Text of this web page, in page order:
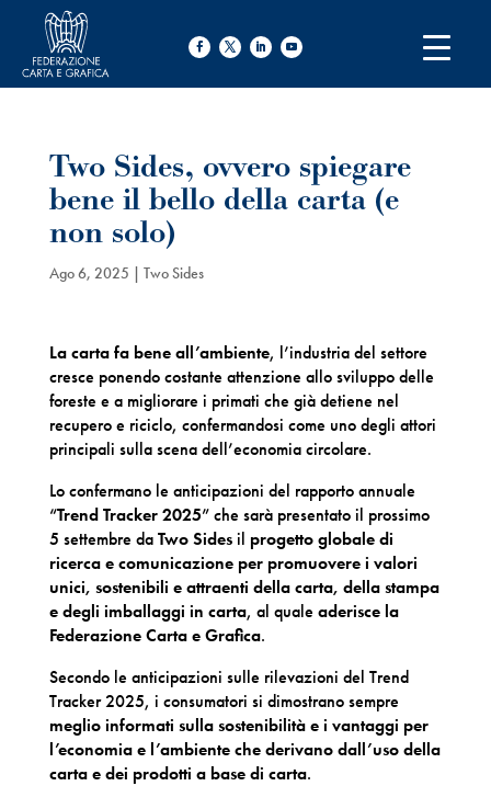
Two Sides, ovvero spiegare
bene il bello della carta (e
non solo)
Ago 6, 2025 | Two Sides
La carta fa bene all’ambiente, l’industria del settore
cresce ponendo costante attenzione allo sviluppo delle
foreste e a migliorare i primati che già detiene nel
recupero e riciclo, confermandosi come uno degli attori
principali sulla scena dell’economia circolare.
Lo confermano le anticipazioni del rapporto annuale
“Trend Tracker 2025” che sarà presentato il prossimo
5 settembre daTwo Sidesil progetto globale di
ricerca e comunicazione per promuovere i valori
unici, sostenibili e attraenti della carta, della stampa
e degli imballaggi in carta, al quale aderisce la
Federazione Carta e Grafica.
Secondo le anticipazioni sulle rilevazioni del Trend
Tracker 2025, i consumatori si dimostrano sempre
meglio informati sulla sostenibilità e i vantaggi per
l’economia e l’ambiente che derivano dall’uso della
carta e dei prodotti a base di carta.